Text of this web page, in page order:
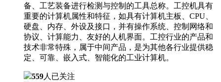
备、工艺装备进行检测与控制的工具总称。工控机具有
重要的计算机属性和特征，如具有计算机主板、CPU、
硬盘、内存、外设及接口，并有操作系统、控制网络和
协议、计算能力、友好的人机界面。工控行业的产品和
技术非常特殊，属于中间产品，是为其他各行业提供稳
定、可靠、嵌入式、智能化的工业计算机。
559人已关注